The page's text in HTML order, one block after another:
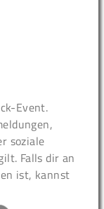
Event.
soziale
Falls dir an
ist, kannst